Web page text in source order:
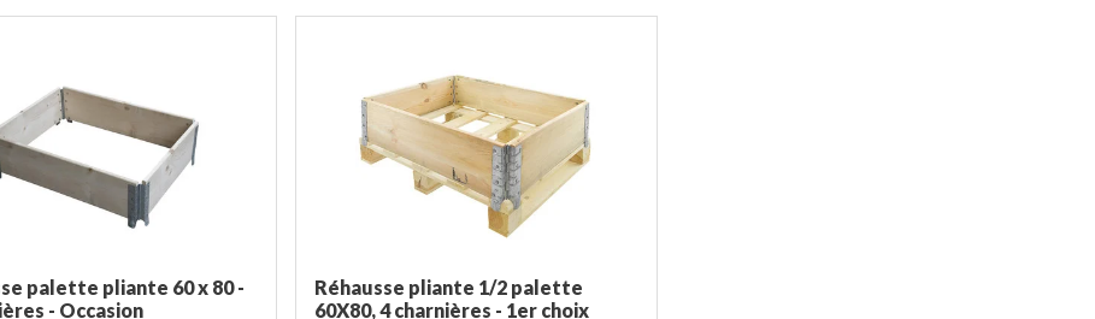
palette pliante 60 x 80 -
- Occasion
Réhausse pliante 1/2 palette
60X80, 4 charnières - 1er choix